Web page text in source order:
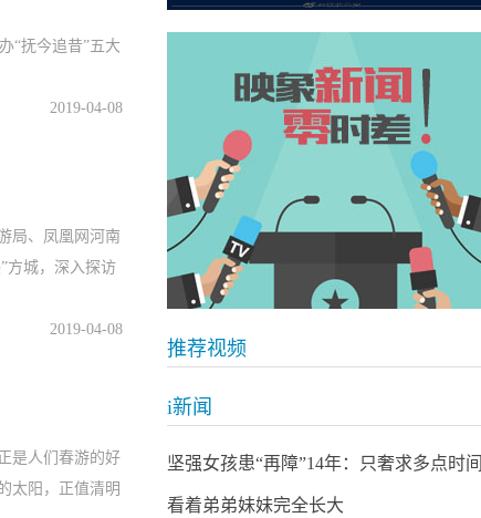
“抚今追昔”五大
2019-04-08
局、凤凰网河南
方城，深入探访
2019-04-08
是人们春游的好
太阳，正值清明
推荐视频
i新闻
坚强女孩患“再障”14年：只奢求多点时间
看着弟弟妹妹完全长大